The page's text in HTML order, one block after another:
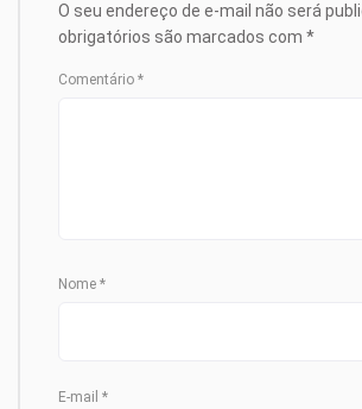
O seu endereço de e-mail não será
obrigatórios são marcados com *
Comentário *
Nome *
E-mail *